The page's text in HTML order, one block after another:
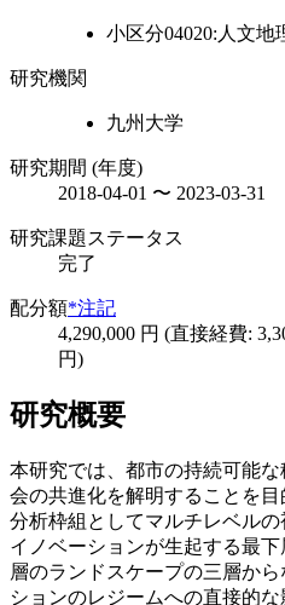
小区分04020:人文地
研究機関
九州大学
研究期間 (年度)
2018-04-01 〜 2023-03-31
研究課題ステータス
完了
配分額*注記
4,290,000 円 (直接経費:
円)
研究概要
本研究では、都市の持続可能
会の共進化を解明することを
分析枠組としてマルチレベルの
イノベーションが生起する最
層のランドスケープの三層か
ションのレジームへの直接的